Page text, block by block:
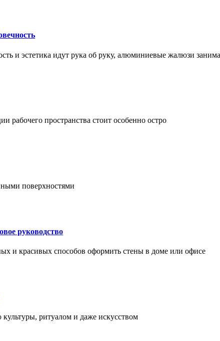
и эстетика идут рука об руку, алюминиевые жалюзи
рабочего пространства стоит особенно остро
поверхностями
руководство
и красивых способов оформить стены в доме или офисе
ритуалом и даже искусством